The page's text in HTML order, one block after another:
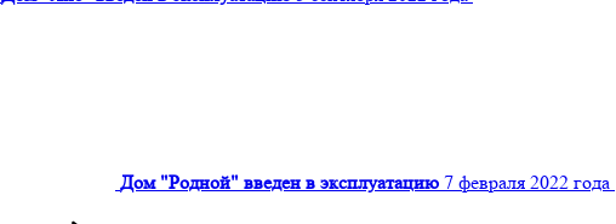
Дом "Родной" введен в эксплуатацию 7 февраля 2022 года